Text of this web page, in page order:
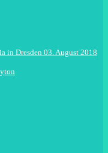
in Dresden 03. August 2018